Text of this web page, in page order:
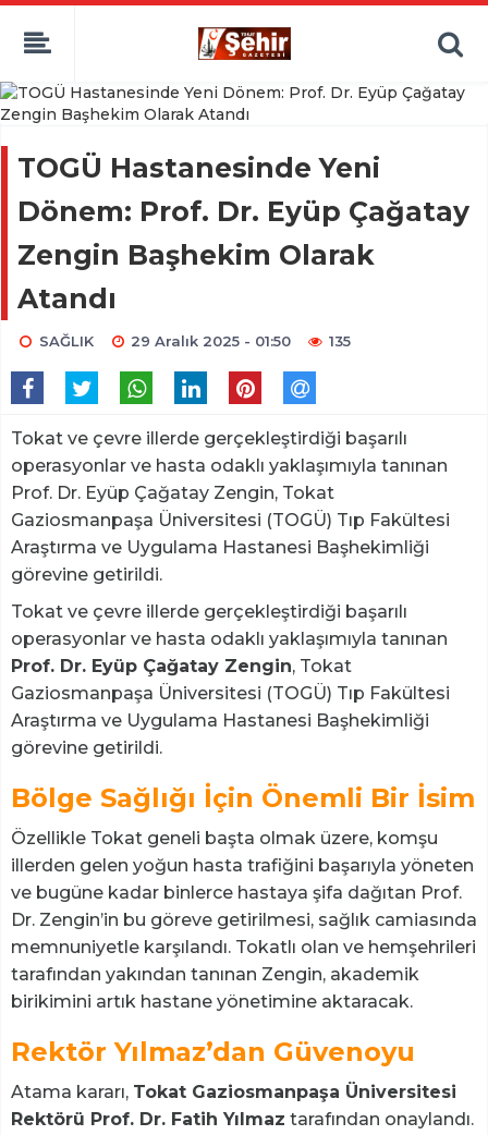
TOGÜ Hastanesinde Yeni
Dönem: Prof. Dr. Eyüp Çağatay
Zengin Başhekim Olarak
Atandı
SAĞLIK 29 Aralık 2025 - 01:50 135
Tokat ve çevre illerde gerçekleştirdiği başarılı
operasyonlar ve hasta odaklı yaklaşımıyla tanınan
Prof. Dr. Eyüp Çağatay Zengin, Tokat
Gaziosmanpaşa Üniversitesi (TOGÜ) Tıp Fakültesi
Araştırma ve Uygulama Hastanesi Başhekimliği
görevine getirildi.
Tokat ve çevre illerde gerçekleştirdiği başarılı
operasyonlar ve hasta odaklı yaklaşımıyla tanınan
Prof. Dr. Eyüp Çağatay Zengin, Tokat
Gaziosmanpaşa Üniversitesi (TOGÜ) Tıp Fakültesi
Araştırma ve Uygulama Hastanesi Başhekimliği
görevine getirildi.
Bölge Sağlığı İçin Önemli Bir İsim
Özellikle Tokat geneli başta olmak üzere, komşu
illerden gelen yoğun hasta trafiğini başarıyla yöneten
ve bugüne kadar binlerce hastaya şifa dağıtan Prof.
Dr. Zengin’in bu göreve getirilmesi, sağlık camiasında
memnuniyetle karşılandı. Tokatlı olan ve hemşehrileri
tarafından yakından tanınan Zengin, akademik
birikimini artık hastane yönetimine aktaracak.
Rektör Yılmaz’dan Güvenoyu
Atama kararı, Tokat Gaziosmanpaşa Üniversitesi
Rektörü Prof. Dr. Fatih Yılmaz tarafından onaylandı.